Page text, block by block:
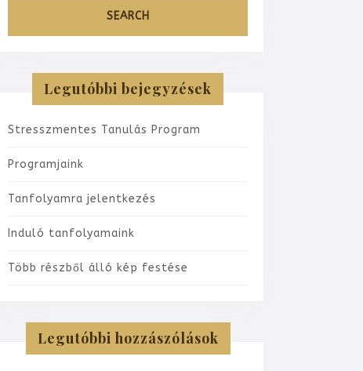
Legutóbbi bejegyzések
Stresszmentes Tanulás Program
Programjaink
Tanfolyamra jelentkezés
Induló tanfolyamaink
Több részből álló kép festése
Legutóbbi hozzászólások